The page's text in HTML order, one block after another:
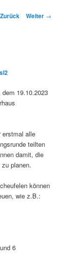
Zurück Weiter →
19.10.2023
erstmal alle
teilten
damit, die
planen.
können
wie z.B.:
6